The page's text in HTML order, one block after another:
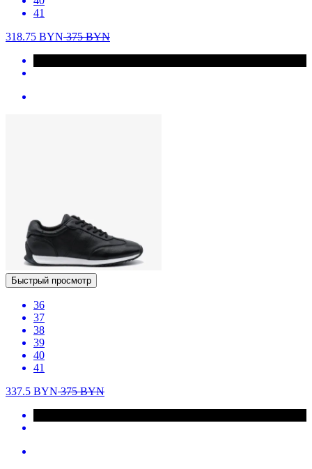
41
318.75 BYN375BYN
Быстрый просмотр
36
37
38
39
40
41
337.5 BYN375BYN